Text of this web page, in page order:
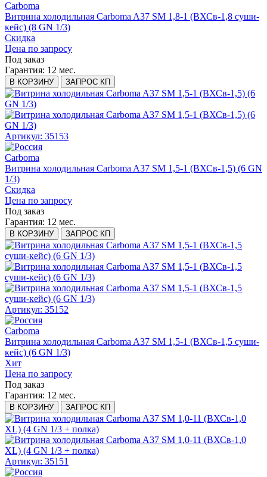
Carboma
Витрина холодильная Carboma A37 SM 1,8-1 (ВХСв-1,8 суши-
кейс) (8 GN 1/3)
Скидка
Цена по запросу
Под заказ
Гарантия: 12 мес.
В КОРЗИНУ ЗАПРОС КП
Артикул: 35153
Carboma
Витрина холодильная Carboma A37 SM 1,5-1 (ВХСв-1,5) (6 GN
1/3)
Скидка
Цена по запросу
Под заказ
Гарантия: 12 мес.
В КОРЗИНУ ЗАПРОС КП
Артикул: 35152
Carboma
Витрина холодильная Carboma A37 SM 1,5-1 (ВХСв-1,5 суши-
кейс) (6 GN 1/3)
Хит
Цена по запросу
Под заказ
Гарантия: 12 мес.
В КОРЗИНУ ЗАПРОС КП
Артикул: 35151